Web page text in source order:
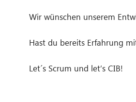
Wir wünschen unserem
Hast du bereits Erfahrung
Let´s Scrum und let’s CIB!